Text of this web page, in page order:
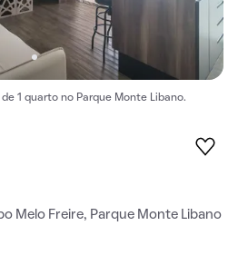
1 quarto no Parque Monte Libano.
Melo Freire, Parque Monte Libano